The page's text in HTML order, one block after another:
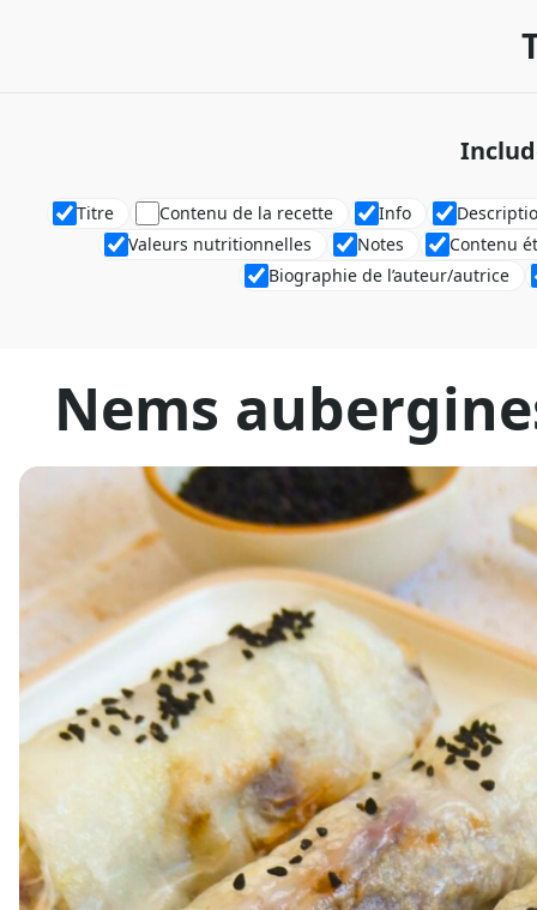
Titre Contenu de la recette Info
Valeurs nutritionnelles
Notes
Contenu
Biographie de l’auteur/autrice
Nems